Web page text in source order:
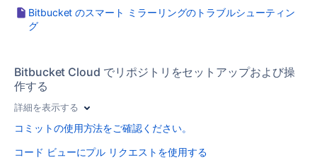
Bitbucket のスマート ミラーリングのトラブルシューティン
グ
Bitbucket Cloud でリポジトリをセットアップおよび操
作する
詳細を表示する
コミットの使用方法をご確認ください。
コード ビューにプル リクエストを使用する